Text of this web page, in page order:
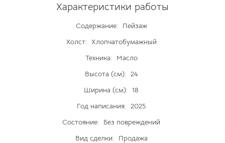
Характеристики работы
Содержание:
Пейзаж
Холст: Хлопчатобумажный
Техника:
Масло
Высота (см): 24
Ширина (см): 18
Год написания: 2025
Состояние:
Без повреждений
Вид сделки:
Продажа